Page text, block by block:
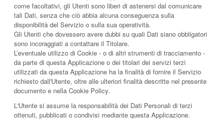
come facoltativi, gli Utenti sono liberi di astenersi dal comunicare
tali Dati, senza che ciò abbia alcuna conseguenza sulla
disponibilità del Servizio o sulla sua operatività.
Gli Utenti che dovessero avere dubbi su quali Dati siano obbligatori
sono incoraggiati a contattare il Titolare.
L’eventuale utilizzo di Cookie - o di altri strumenti di tracciamento -
da parte di questa Applicazione o dei titolari dei servizi terzi
utilizzati da questa Applicazione ha la finalità di fornire il Servizio
richiesto dall'Utente, oltre alle ulteriori finalità descritte nel presente
documento e nella Cookie Policy.
L'Utente si assume la responsabilità dei Dati Personali di terzi
ottenuti, pubblicati o condivisi mediante questa Applicazione.